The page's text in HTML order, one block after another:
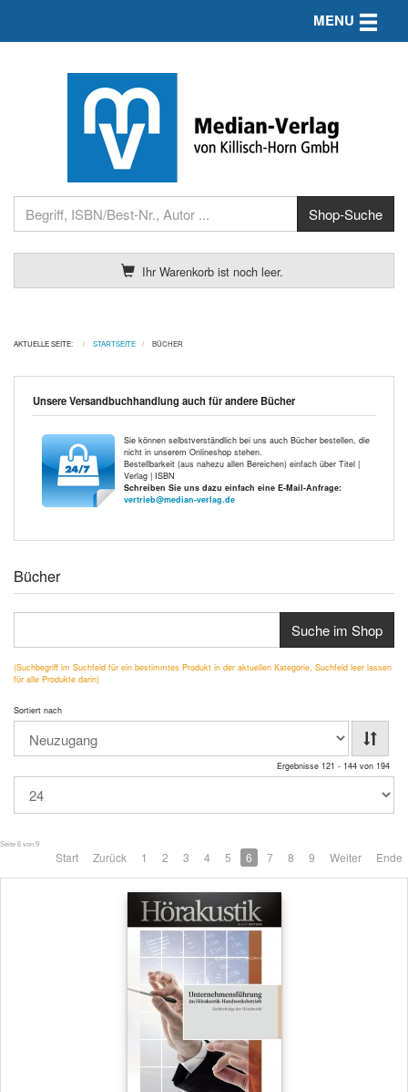
Ihr Warenkorb ist noch leer.
MENU Toggle
AKTUELLE SEITE: STARTSEITE BÜCHER
Unsere Versandbuchhandlung auch für andere Bücher
Sie können selbstverständlich bei uns auch Bücher bestellen, die
nicht in unserem Onlineshop stehen.
Bestellbarkeit (aus nahezu allen Bereichen) einfach über Titel |
Verlag | ISBN
Schreiben Sie uns dazu einfach eine E-Mail-Anfrage:
vertrieb@median-verlag.de
Bücher
Suche im Shop
(Suchbegriff im Suchfeld für ein bestimmtes Produkt in der aktuellen Kategorie, Suchfeld leer lassen
für alle Produkte darin)
Sortiert nach
Ergebnisse 121 - 144 von 194
Seite 6 von 9
Start Zurück 1 2 3 4 5 6 7 8 9 Weiter Ende